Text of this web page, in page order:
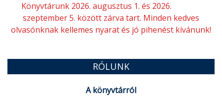
Könyvtárunk 2026. augusztus 1. és 2026.
szeptember 5. között zárva tart. Minden kedves
olvasónknak kellemes nyarat és jó pihenést kívánunk!
RÓLUNK
A könyvtárról